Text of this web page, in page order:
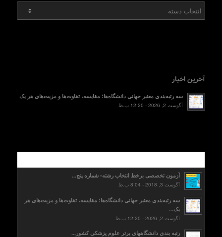
آخرین اخبار
سه رتبه‌بندی معتبر جهانی دانشگاه‌ها؛ مقایسه، تفاوت‌ها و مزیت‌های هر یک
آگوست 2, 2026 - 12:20 ب.ظ
آزمون تخصصی برخط انتخاب رشته- شماره پنج...
آگوست 3, 2018 - 8:04 ب.ظ
سه رتبه‌بندی معتبر جهانی دانشگاه‌ها؛ مقایسه، تفاوت‌ها و مزیت‌های هر
یک...
آگوست 2, 2026 - 12:20 ب.ظ
رتبه بندی دانشگاههای برتر علوم پزشکی کشور...